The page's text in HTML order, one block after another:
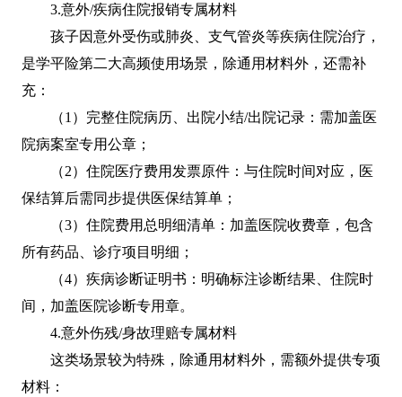
3.意外/疾病住院报销专属材料
孩子因意外受伤或肺炎、支气管炎等疾病住院治疗，
是学平险第二大高频使用场景，除通用材料外，还需补
充：
（1）完整住院病历、出院小结/出院记录：需加盖医
院病案室专用公章；
（2）住院医疗费用发票原件：与住院时间对应，医
保结算后需同步提供医保结算单；
（3）住院费用总明细清单：加盖医院收费章，包含
所有药品、诊疗项目明细；
（4）疾病诊断证明书：明确标注诊断结果、住院时
间，加盖医院诊断专用章。
4.意外伤残/身故理赔专属材料
这类场景较为特殊，除通用材料外，需额外提供专项
材料：